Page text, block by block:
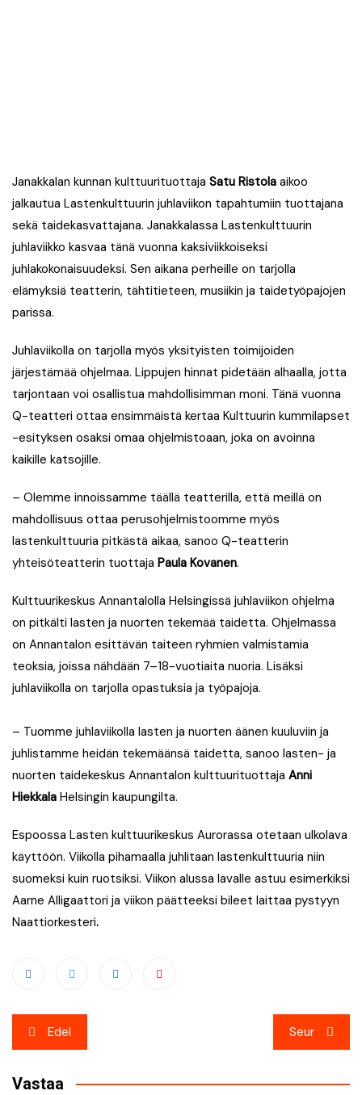
Janakkalan kunnan kulttuurituottaja Satu Ristola aikoo
jalkautua Lastenkulttuurin juhlaviikon tapahtumiin tuottajana
sekä taidekasvattajana. Janakkalassa Lastenkulttuurin
juhlaviikko kasvaa tänä vuonna kaksiviikkoiseksi
juhlakokonaisuudeksi. Sen aikana perheille on tarjolla
elämyksiä teatterin, tähtitieteen, musiikin ja taidetyöpajojen
parissa.
Juhlaviikolla on tarjolla myös yksityisten toimijoiden
järjestämää ohjelmaa. Lippujen hinnat pidetään alhaalla, jotta
tarjontaan voi osallistua mahdollisimman moni. Tänä vuonna
Q-teatteri ottaa ensimmäistä kertaa Kulttuurin kummilapset
-esityksen osaksi omaa ohjelmistoaan, joka on avoinna
kaikille katsojille.
– Olemme innoissamme täällä teatterilla, että meillä on
mahdollisuus ottaa perusohjelmistoomme myös
lastenkulttuuria pitkästä aikaa, sanoo Q-teatterin
yhteisöteatterin tuottaja Paula Kovanen.
Kulttuurikeskus Annantalolla Helsingissä juhlaviikon ohjelma
on pitkälti lasten ja nuorten tekemää taidetta. Ohjelmassa
on Annantalon esittävän taiteen ryhmien valmistamia
teoksia, joissa nähdään 7–18-vuotiaita nuoria. Lisäksi
juhlaviikolla on tarjolla opastuksia ja työpajoja.
– Tuomme juhlaviikolla lasten ja nuorten äänen kuuluviin ja
juhlistamme heidän tekemäänsä taidetta, sanoo lasten- ja
nuorten taidekeskus Annantalon kulttuurituottaja Anni
Hiekkala Helsingin kaupungilta.
Espoossa Lasten kulttuurikeskus Aurorassa otetaan ulkolava
käyttöön. Viikolla pihamaalla juhlitaan lastenkulttuuria niin
suomeksi kuin ruotsiksi. Viikon alussa lavalle astuu esimerkiksi
Aarne Alligaattori ja viikon päätteeksi bileet laittaa pystyyn
Naattiorkesteri.
Artikkelien
selaus
Edel Seur
Vastaa